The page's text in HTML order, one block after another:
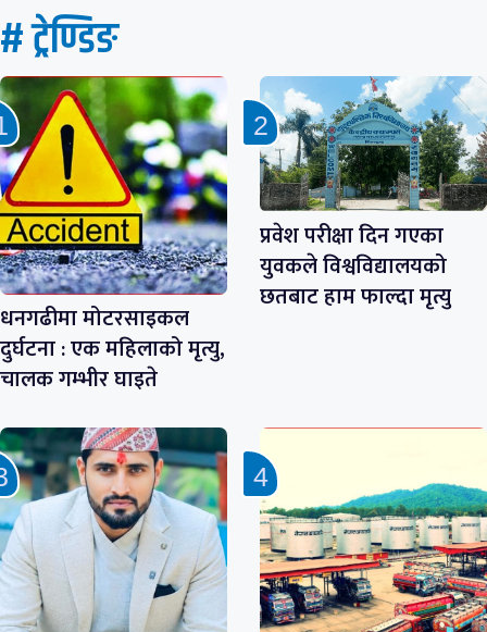
# ट्रेण्डिङ
धनगढीमा मोटरसाइकल
दुर्घटना : एक महिलाको मृत्यु,
चालक गम्भीर घाइते
प्रवेश परीक्षा दिन गएका
युवकले विश्वविद्यालयको
छतबाट हाम फाल्दा मृत्यु